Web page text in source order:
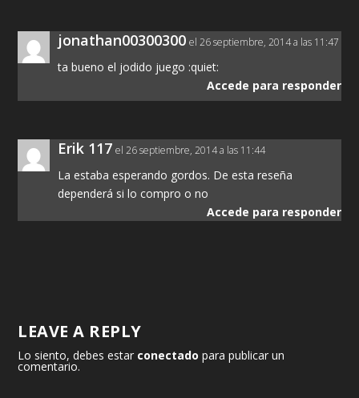
jonathan00300300 el 26 septiembre, 2014 a las 11:47
ta bueno el jodido juego :quiet:
Accede para responder
Erik 117 el 26 septiembre, 2014 a las 11:44
La estaba esperando gordos. De esta reseña
dependerá si lo compro o no
Accede para responder
LEAVE A REPLY
Lo siento, debes estar conectado para publicar un
comentario.